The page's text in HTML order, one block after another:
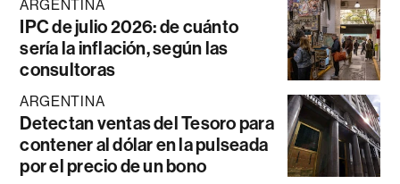
ARGENTINA
IPC de julio 2026: de cuánto
sería la inflación, según las
consultoras
ARGENTINA
Detectan ventas del Tesoro para
contener al dólar en la pulseada
por el precio de un bono